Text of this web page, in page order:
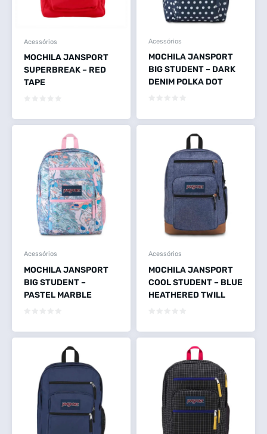
Acessórios
MOCHILA JANSPORT
SUPERBREAK – RED
TAPE
Acessórios
MOCHILA JANSPORT
BIG STUDENT – DARK
DENIM POLKA DOT
Acessórios
MOCHILA JANSPORT
BIG STUDENT –
PASTEL MARBLE
Acessórios
MOCHILA JANSPORT
COOL STUDENT – BLUE
HEATHERED TWILL